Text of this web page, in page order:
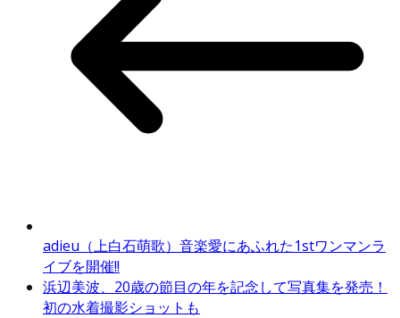
adieu（上白石萌歌）音楽愛にあふれた1stワンマンラ
イブを開催!!
浜辺美波、20歳の節目の年を記念して写真集を発売！
初の水着撮影ショットも